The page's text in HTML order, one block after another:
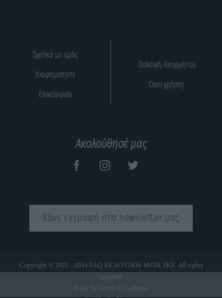
Σχετικά με εμάς
Διαφημιστείτε
Επικοινωνία
Πολιτική Απορρήτου
Όροι χρήσης
Ακολούθησέ μας
Κάνε εγγραφή στο newsletter μας
Copyright © 2021 - 2024 FAQ ΕΚΔΟΤΙΚΗ ΜΟΝ. ΙΚΕ. All rights
reserved.
Made by 2ence & Codedux